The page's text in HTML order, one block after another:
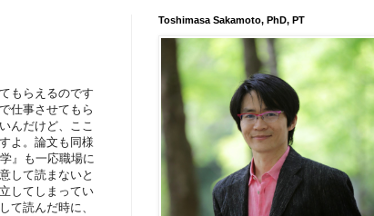
もらえるのです
仕事させてもら
んだけど、ここ
よ。論文も同様
』も一応職場に
して読まないと
してしまってい
て読んだ時に、
Toshimasa Sakamoto, PhD, PT